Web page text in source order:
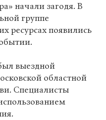
начали загодя. В
группе
ресурсах появились
выездной
областной
Специалисты